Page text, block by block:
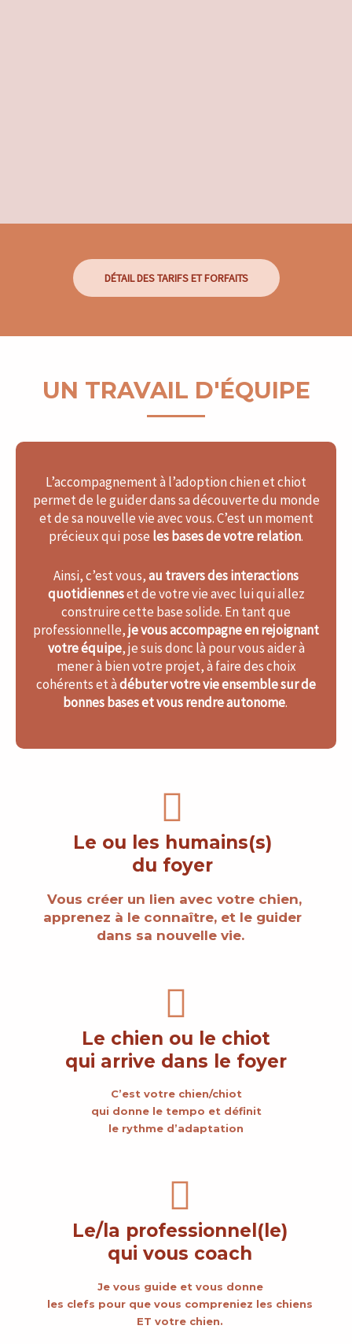
DÉTAIL DES TARIFS ET FORFAITS
UN TRAVAIL D'ÉQUIPE
L’accompagnement à l’adoption chien et chiot
permet de le guider dans sa découverte du monde
et de sa nouvelle vie avec vous. C’est un moment
précieux qui pose les bases de votre relation.
Ainsi, c’est vous,au travers des interactions
quotidienneset de votre vie avec lui qui allez
construire cette base solide. En tant que
professionnelle,je vous accompagne en rejoignant
votre équipe, je suis donc là pour vous aider à
mener à bien votre projet, à faire des choix
cohérents et àdébuter votre vie ensemble sur de
bonnes bases et vous rendre autonome.
Le ou les humains(s)
du foyer
Vous créer un lien avec votre chien,
apprenez à le connaître, et le guider
dans sa nouvelle vie.
Le chien ou le chiot
qui arrive dans le foyer
C’est votre chien/chiot
qui donne le tempo et définit
le rythme d’adaptation
Le/la professionnel(le)
qui vous coach
Je vous guide et vous donne
les clefs pour que vous compreniez les chiens
ET votre chien.